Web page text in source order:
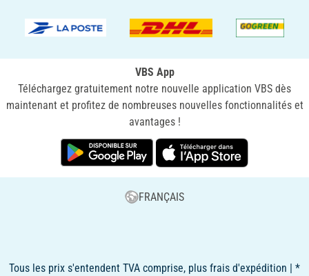
VBS App
Téléchargez gratuitement notre nouvelle application VBS dès
maintenant et profitez de nombreuses nouvelles fonctionnalités et
avantages !
FRANÇAIS
Tous les prix s'entendent TVA comprise, plus frais d'expédition | *